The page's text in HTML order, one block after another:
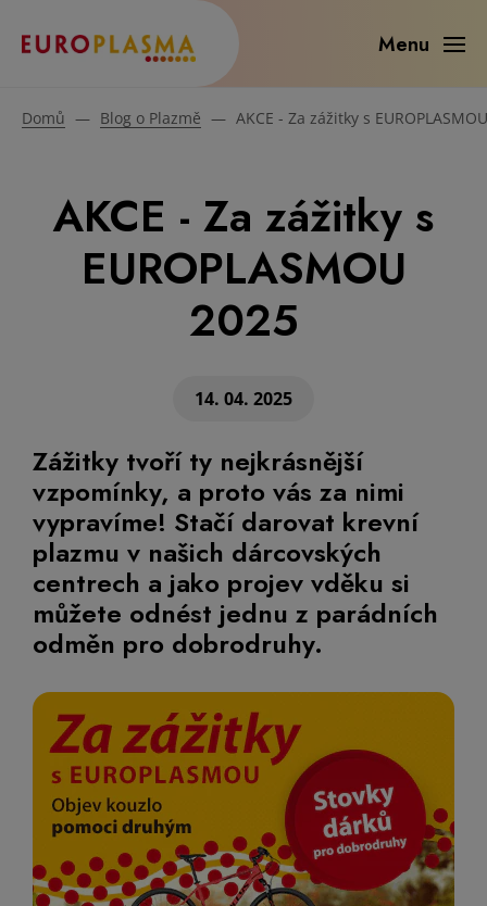
Menu
Domů — Blog o Plazmě — AKCE - Za zážitky s
AKCE - Za zážitky s
EUROPLASMOU
2025
14. 04. 2025
Zážitky tvoří ty nejkrásnější
vzpomínky, a proto vás za nimi
vypravíme! Stačí darovat krevní
plazmu v našich dárcovských
centrech a jako projev vděku si
můžete odnést jednu z parádních
odměn pro dobrodruhy.